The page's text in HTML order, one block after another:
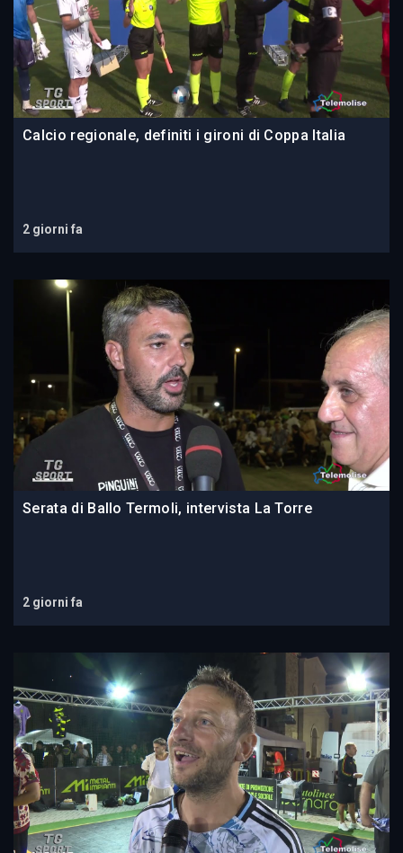
Calcio regionale, definiti i gironi di Coppa Italia
2 giorni fa
Serata di Ballo Termoli, intervista La Torre
2 giorni fa